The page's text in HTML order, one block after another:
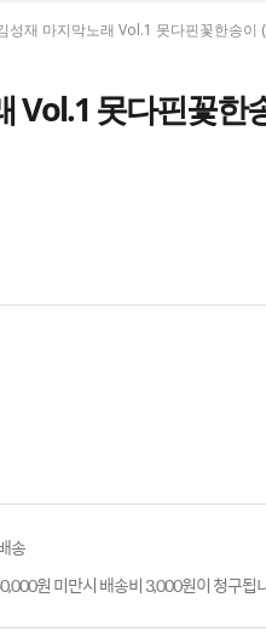
성재 마지막노래 Vol.1 못다핀꽃한송이
Vol.1 못다핀꽃한
송
원 미만시 배송비 3,000원이 청구됩